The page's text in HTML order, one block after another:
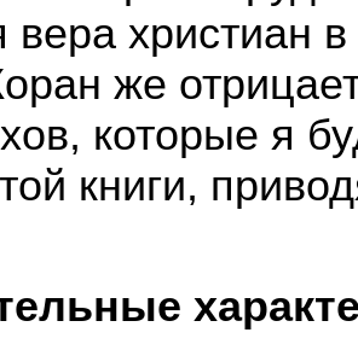
вера христиан
же
которые я
книги,